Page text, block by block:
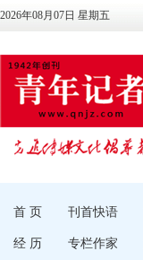
2026年08月07日 星期五
首 页 刊首快语
经 历 专栏作家